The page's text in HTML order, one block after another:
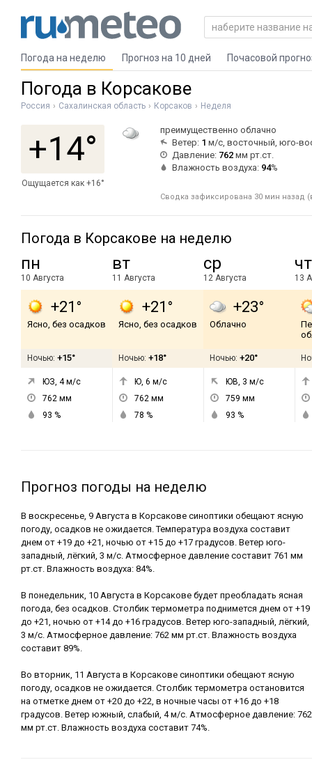
Погода на неделю Прогноз на 10 дней Почасовой
Погода в Корсакове
Россия Сахалинская область Корсаков Неделя
+14°
Ощущается как +16°
преимущественно облачно
Ветер: 1 м/с, восточный, юго-
Давление: 762 мм рт.ст.
Влажность воздуха: 94%
Сводка зафиксирована 30 мин назад
Погода в Корсакове на неделю
пн
10 Августа
+21°
Ясно, без осадков
Ночью: +15°
ЮЗ, 4м/с
762 мм
93 %
вт
11 Августа
+21°
Ясно, без осадков
Ночью: +18°
Ю, 6 м/с
762 мм
78 %
ср
12 Августа
+23°
Облачно
Ночью: +20°
ЮВ, 3 м/с
759 мм
93 %
чт
13
Прогноз погоды на неделю
В воскресенье, 9 Августа в Корсакове синоптики обещают ясную
погоду, осадков не ожидается. Температура воздуха составит
днем от +19 до +21, ночью от +15 до +17 градусов. Ветер юго-
западный, лёгкий, 3 м/с. Атмосферное давление составит 761 мм
рт.ст. Влажность воздуха: 84%.
В понедельник, 10 Августа в Корсакове будет преобладать ясная
погода, без осадков. Столбик термометра поднимется днем от +19
до +21, ночью от +14 до +16 градусов. Ветер юго-западный, лёгкий,
3 м/с. Атмосферное давление: 762 мм рт.ст. Влажность воздуха
составит 89%.
Во вторник, 11 Августа в Корсакове синоптики обещают ясную
погоду, осадков не ожидается. Столбик термометра остановится
на отметке днем от +20 до +22, в ночные часы от +16 до +18
градусов. Ветер южный, слабый, 4 м/с. Атмосферное давление: 762
мм рт.ст. Влажность воздуха составит 74%.